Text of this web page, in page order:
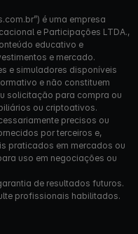
é uma empresa
e Participações LTDA.,
educativo e
e mercado.
e simuladores disponíveis
e não constituem
solicitação para compra ou
ou criptoativos.
precisos ou
por terceiros e,
praticados em mercados ou
uso em negociações ou
de resultados futuros.
profissionais habilitados.